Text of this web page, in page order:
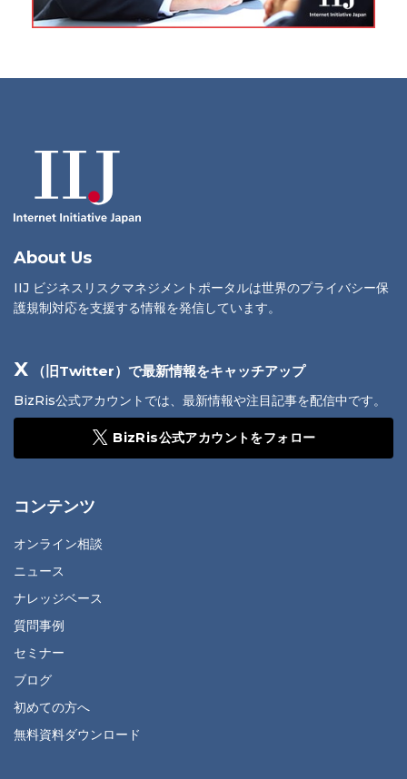
About Us
IIJ ビジネスリスクマネジメントポータルは世界のプライバシー保
護規制対応を支援する情報を発信しています。
X （旧Twitter）で最新情報をキャッチアップ
BizRis公式アカウントでは、最新情報や注目記事を配信中です。
BizRis公式アカウントをフォロー
コンテンツ
オンライン相談
ニュース
ナレッジベース
質問事例
セミナー
ブログ
初めての方へ
無料資料ダウンロード